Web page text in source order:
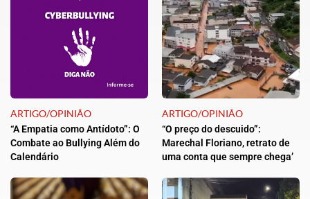
ARTIGO/OPINIÃO
“A Empatia como Antídoto”: O
Combate ao Bullying Além do
Calendário
ARTIGO/OPINIÃO
“O preço do descuido”:
Marechal Floriano, retrato de
uma conta que sempre chega’